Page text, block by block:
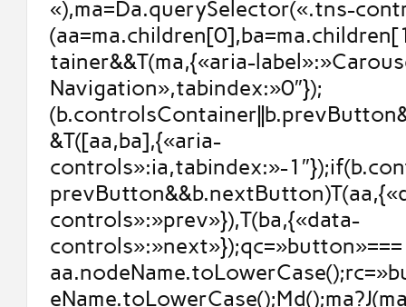
«),ma=Da.querySelector(«.tns-
tainer&&T(ma,{«aria-
Navigation»,tabindex:»0″});
&T([aa,ba],{«aria-
controls»:ia,tabindex:»-
controls»:»prev»}),T(ba,{«data-
controls»:»next»});qc=»button»===